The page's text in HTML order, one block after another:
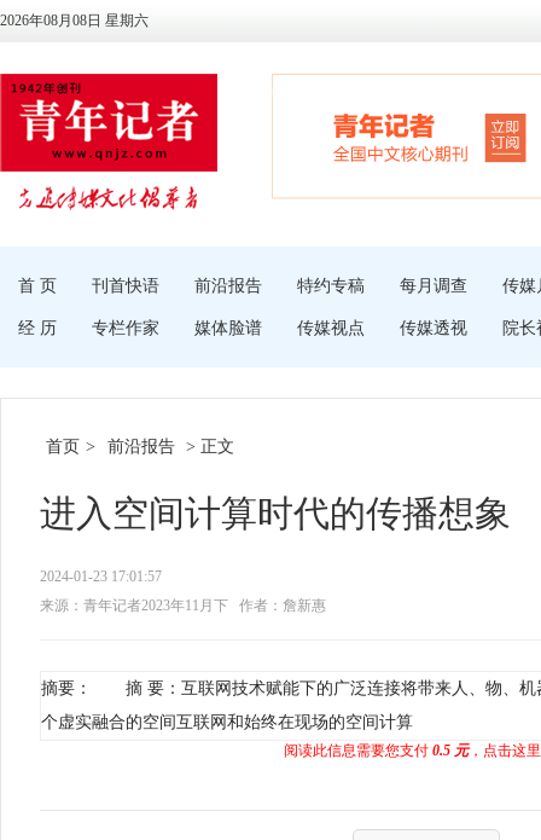
2026年08月08日 星期六
首 页 刊首快语 前沿报告 特约专稿 每月调查 传媒
经 历 专栏作家 媒体脸谱 传媒视点 传媒透视 院长
首页 > 前沿报告 > 正文
进入空间计算时代的传播想象
2024-01-23 17:01:57
来源：青年记者2023年11月下
作者：詹新惠
摘要： 摘 要：互联网技术赋能下的广泛连接将带来人、物、机
个虚实融合的空间互联网和始终在现场的空间计算
阅读此信息需要您支付 0.5 元，点击这